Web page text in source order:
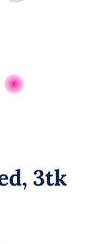
3tk